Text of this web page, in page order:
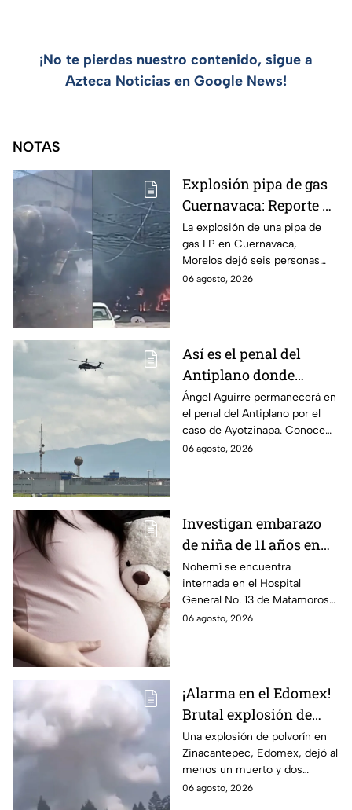
¡No te pierdas nuestro contenido, sigue a
Azteca Noticias en Google News!
NOTAS
Explosión pipa de gas
Cuernavaca: Reporte de
víctimas tras estallido
en Morelos
La explosión de una pipa de
gas LP en Cuernavaca,
Morelos dejó seis personas
hospitalizadas. IMSS informó
06 agosto, 2026
Así es el penal del
Antiplano donde
permanecerá Ángel
Aguirre por caso
Ayotzinapa
Ángel Aguirre permanecerá en
el penal del Antiplano por el
caso de Ayotzinapa. Conoce
dónde está, cómo es esta
06 agosto, 2026
Investigan embarazo
de niña de 11 años en
Matamoros,
Tamaulipas; ¿qué pasó
con Nohemí?
Nohemí se encuentra
internada en el Hospital
General No. 13 de Matamoros
tras complicaciones por un
06 agosto, 2026
¡Alarma en el Edomex!
Brutal explosión de
polvorín en Santa
María del Monte,
Zinacantepec; reportan
al menos un muerto y
Una explosión de polvorín en
Zinacantepec, Edomex, dejó al
menos un muerto y dos
heridos; autoridades atiende la
06 agosto, 2026